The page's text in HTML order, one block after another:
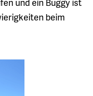
beim